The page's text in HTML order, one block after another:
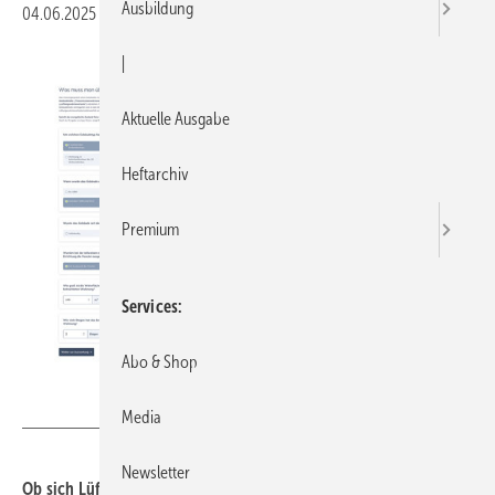
04.06.2025 Druckvorschau
Ob sich Lüftungs­systeme mit Wärme­rück­gewin­nung für sie
Ausbildung
Aktuelle Ausgabe
Heftarchiv
Premium
Services
Abo & Shop
Media
Newsletter